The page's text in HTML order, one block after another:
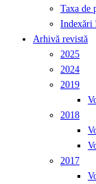
Taxa de
Indexări
Arhivă revistă
2025
2024
2019
2018
2017